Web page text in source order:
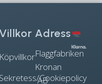
Adress
Flaggfabriken
Kronan
AB
Villkor
Köpvillkor
Sekretess/Cookiepolicy